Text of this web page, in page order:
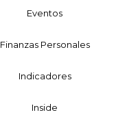
Eventos
Finanzas Personales
Indicadores
Inside